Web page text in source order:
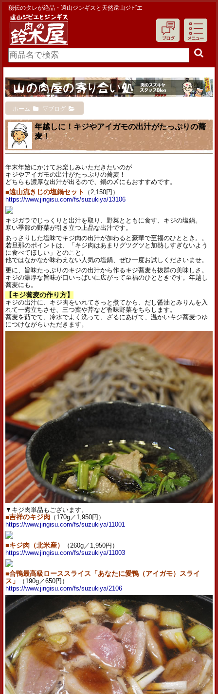
秘伝のタレが絶品・遠山ジンギスと天然遠山ジビエ
ホーム ▽ブログ
年越しに！キジやアイガモの出汁がたっぷりの蕎
麦！
年末年始にかけてお楽しみいただきたいのが
キジやアイガモの出汁がたっぷりの蕎麦！
どちらも濃厚な出汁が出るので、鍋の〆にもおすすめです。
■遠山流きじの塩鍋セット
（2,150円）
https://www.jingisu.com/fs/suzukiya/13106
キジガラでじっくりと出汁を取り、野菜とともに食す、キジの塩鍋。
寒い季節の野菜が引き立つ上品な出汁です。
あっさりした塩味でキジ肉の出汁が加わると豪華で至福のひととき。。
若旦那のポイントは、「キジ肉はあまりグツグツと加熱しすぎないよう
に食べてほしい」とのこと。
他ではなかなか味わえない人気の塩鍋、ぜひ一度お試しくださいませ。
更に、旨味たっぷりのキジの出汁から作るキジ蕎麦も抜群の美味しさ。
キジの濃厚な旨味が口いっぱいに広がって至福のひとときです。年越し
蕎麦にも。
【キジ蕎麦の作り方】
キジの出汁に、キジ肉をいれてさっと煮てから、だし醤油とみりんを入
れて一煮立ちさせ、三つ葉や芹など香味野菜をちらします。
蕎麦を茹でて、冷水でよく洗って、ざるにあげて、温かいキジ蕎麦つゆ
につけながらいただきます。
▼キジ肉単品もございます。
■吉祥のキジ肉 （170g／1,950円）
https://www.jingisu.com/fs/suzukiya/11001
■キジ肉（北米産）
（260g／1,950円）
https://www.jingisu.com/fs/suzukiya/11003
■合鴨最高級ローススライス「あなたに愛鴨（アイガモ）スライ
ス」
（190g／650円）
https://www.jingisu.com/fs/suzukiya/2106